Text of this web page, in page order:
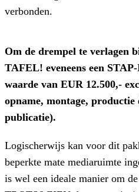
verbonden.
Om de drempel te verlagen
TAFEL! eveneens een
waarde van EUR 12.500,-
opname, montage, productie
publicatie).
Logischerwijs kan voor dit
beperkte mate mediaruimte
is wel een ideale manier om